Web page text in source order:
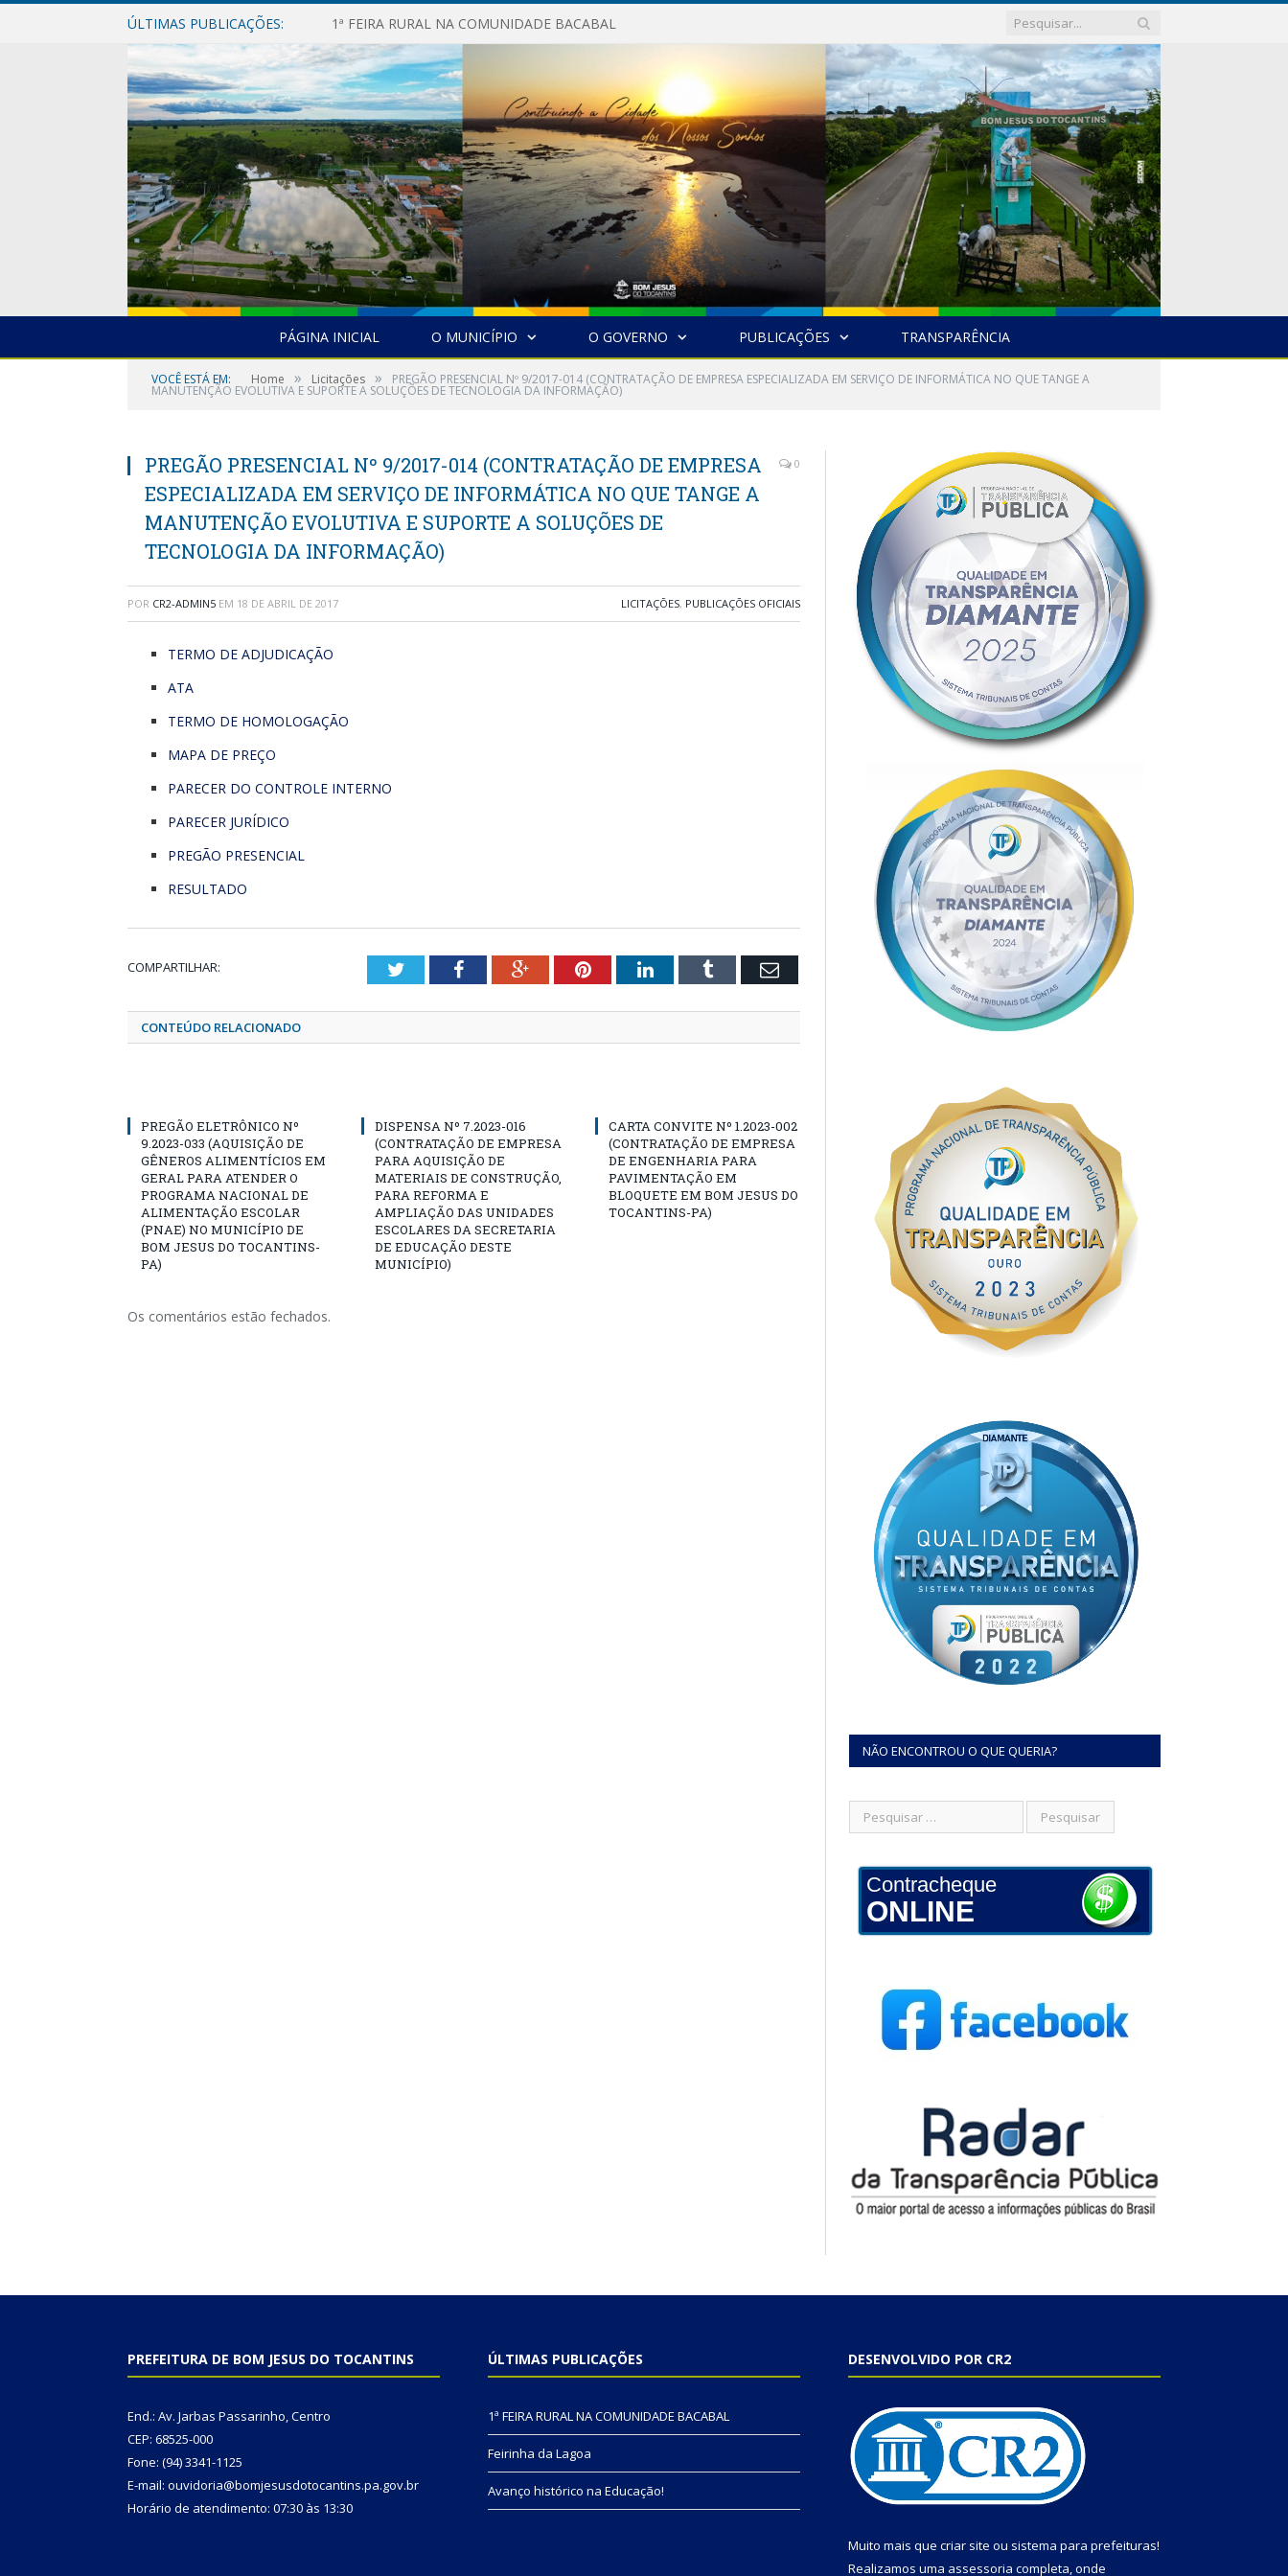
ÚLTIMAS PUBLICAÇÕES: 1ª FEIRA RURAL NA COMUNIDADE BACABAL
PÁGINA INICIAL O MUNICÍPIO O GOVERNO PUBLICAÇÕES TRANSPARÊNCIA
VOCÊ ESTÁ EM: Home » Licitações » PREGÃO PRESENCIAL Nº 9/2017-014 (CONTRATAÇÃO DE EMPRESA ESPECIALIZADA EM SERVIÇO DE INFORMÁTICA NO QUE TANGE A
MANUTENÇÃO EVOLUTIVA E SUPORTE A SOLUÇÕES DE TECNOLOGIA DA INFORMAÇÃO)
PREGÃO PRESENCIAL Nº 9/2017-014 (CONTRATAÇÃO DE EMPRESA
ESPECIALIZADA EM SERVIÇO DE INFORMÁTICA NO QUE TANGE A
MANUTENÇÃO EVOLUTIVA E SUPORTE A SOLUÇÕES DE
TECNOLOGIA DA INFORMAÇÃO)
0
POR CR2-ADMIN5 EM 18 DE ABRIL DE 2017 LICITAÇÕES, PUBLICAÇÕES OFICIAIS
TERMO DE ADJUDICAÇÃO
ATA
TERMO DE HOMOLOGAÇÃO
MAPA DE PREÇO
PARECER DO CONTROLE INTERNO
PARECER JURÍDICO
PREGÃO PRESENCIAL
RESULTADO
COMPARTILHAR: TwitterFacebookGoogle+PinterestLinkedInTumblr Email
CONTEÚDO RELACIONADO
PREGÃO ELETRÔNICO Nº
9.2023-033 (AQUISIÇÃO DE
GÊNEROS ALIMENTÍCIOS EM
GERAL PARA ATENDER O
PROGRAMA NACIONAL DE
ALIMENTAÇÃO ESCOLAR
(PNAE) NO MUNICÍPIO DE
BOM JESUS DO TOCANTINS-
PA)
DISPENSA Nº 7.2023-016
(CONTRATAÇÃO DE EMPRESA
PARA AQUISIÇÃO DE
MATERIAIS DE CONSTRUÇÃO,
PARA REFORMA E
AMPLIAÇÃO DAS UNIDADES
ESCOLARES DA SECRETARIA
DE EDUCAÇÃO DESTE
MUNICÍPIO)
CARTA CONVITE Nº 1.2023-002
(CONTRATAÇÃO DE EMPRESA
DE ENGENHARIA PARA
PAVIMENTAÇÃO EM
BLOQUETE EM BOM JESUS DO
TOCANTINS-PA)
Os comentários estão fechados.
NÃO ENCONTROU O QUE QUERIA?
Contracheque
ONLINE
PREFEITURA DE BOM JESUS DO TOCANTINS
End.: Av. Jarbas Passarinho, Centro
CEP: 68525-000
Fone: (94) 3341-1125
E-mail: ouvidoria@bomjesusdotocantins.pa.gov.br
Horário de atendimento: 07:30 às 13:30
ÚLTIMAS PUBLICAÇÕES
1ª FEIRA RURAL NA COMUNIDADE BACABAL
Feirinha da Lagoa
Avanço histórico na Educação!
DESENVOLVIDO POR CR2
Muito mais que criar site ou sistema para prefeituras!
Realizamos uma assessoria completa, onde